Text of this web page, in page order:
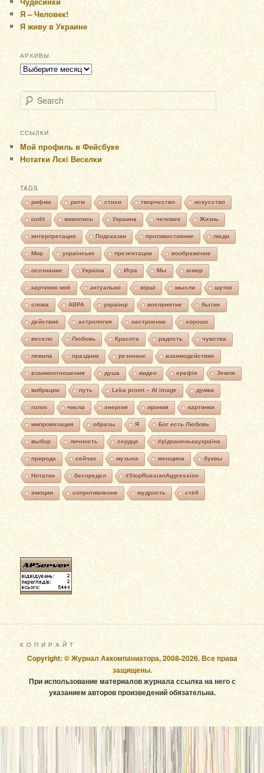
Я – Человек!
Я живу в Украине
АРХИВЫ
Архивы
Search
ССЫЛКИ
Мой профиль в Фейсбуке
Нотатки Лєкі Веселки
TAGS
рифма ритм стихи творчество искусство
izolit живопись Украина человек Жизнь
интерпретация Подсказки противостояние люди
Мир українське презентации воображение
осознание Україна Игра Мы юмор
картинко моё актуально вірші мысли шутко
слова АВРА українці восприятие бытие
действие астрология настроение хорошо
весело Любовь Красота радость чувства
левила праздник резонанс взаимодействие
взаимоотношения душа видео ерефія Земля
вибрации путь Leka promt – AI image думки
голос числа энергия ирония картинки
импровизация образы Я Бог есть Любовь
выбор личность сердце #ріднаненькаукраїна
природа сейчас музыка женщина буквы
Нотатки беспредел #StopRussianAggression
эмоции сопротивление мудрость стёб
К О П И Р А Й Т
Copyright: © Журнал Аккомпаниатора, 2008-2026. Все права
защищены.
При использование материалов журнала ссылка на него с
указанием авторов произведений обязательна.